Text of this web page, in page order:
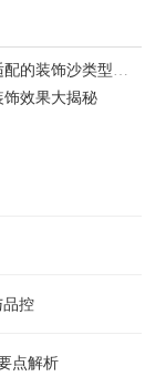
装饰沙类型解析
饰效果大揭秘
品控
点解析